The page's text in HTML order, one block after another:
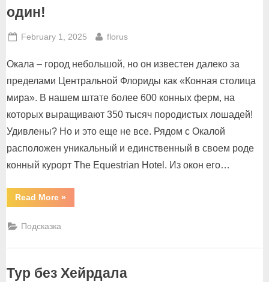
один!
Posted
February 1, 2025 By
florus
Окала – город небольшой, но он известен далеко за
пределами Центральной Флориды как «Конная столица
мира». В нашем штате более 600 конных ферм, на
которых выращивают 350 тысяч породистых лошадей!
Удивлены? Но и это еще не все. Рядом с Окалой
расположен уникальный и единственный в своем роде
конный курорт The Equestrian Hotel. Из окон его…
Read More“Коней
много,
курорт
»
Подсказка
Тур без Хейрдала